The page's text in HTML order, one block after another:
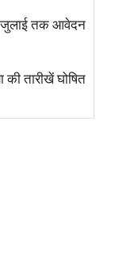
जुलाई तक आवेदन
तारीखें घोषित